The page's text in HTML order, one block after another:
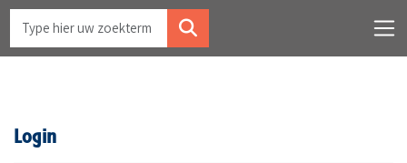
Login